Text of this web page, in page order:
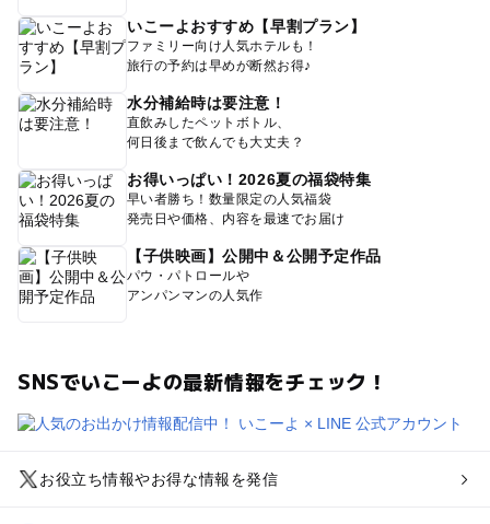
いこーよおすすめ【早割プラン】
ファミリー向け人気ホテルも！
旅行の予約は早めが断然お得♪
水分補給時は要注意！
直飲みしたペットボトル、
何日後まで飲んでも大丈夫？
お得いっぱい！2026夏の福袋特集
早い者勝ち！数量限定の人気福袋
発売日や価格、内容を最速でお届け
【子供映画】公開中＆公開予定作品
パウ・パトロールや
アンパンマンの人気作
SNSでいこーよの最新情報をチェック！
お役立ち情報やお得な情報を発信